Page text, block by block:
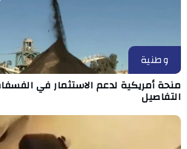
وطنية
منحة أمريكية لدعم الاستثمار في
التفاصيل